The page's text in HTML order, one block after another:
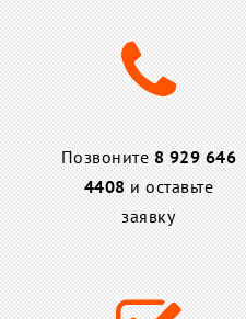
Позвоните8 929 646
4408 и оставьте
заявку